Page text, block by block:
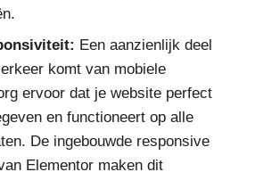
Een aanzienlijk deel
komt van mobiele
ervoor dat je website perfect
en functioneert op alle
De ingebouwde responsive
Elementor maken dit